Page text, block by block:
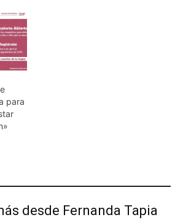
para
desde Fernanda Tapia